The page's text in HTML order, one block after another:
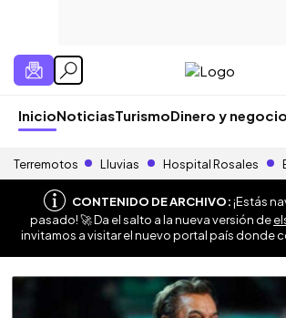
InicioNoticiasTurismoDinero y
Terremotos Lluvias Hospital Rosales
CONTENIDO DE ARCHIVO:¡Estás
pasado! 🚀 Da el salto a la nueva versión de
invitamos a visitar el nuevo portal país donde